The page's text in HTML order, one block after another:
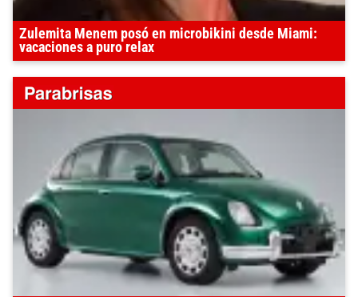
Zulemita Menem posó en microbikini desde Miami:
vacaciones a puro relax